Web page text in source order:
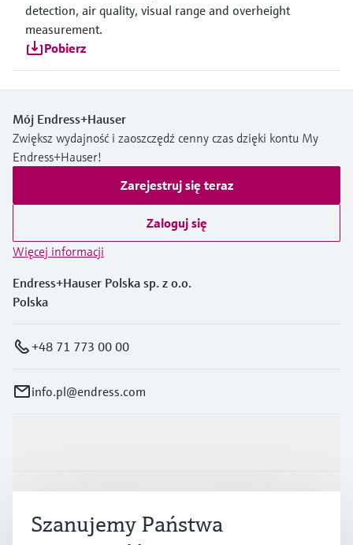
detection, air quality, visual range and overheight
measurement.
Pobierz
Mój Endress+Hauser
Zwiększ wydajność i zaoszczędź cenny czas dzięki kontu My
Endress+Hauser!
Zarejestruj się teraz
Zaloguj się
Więcej informacji
Endress+Hauser Polska sp. z o.o.
Polska
+48 71 773 00 00
info.pl@endress.com
Szanujemy Państwa